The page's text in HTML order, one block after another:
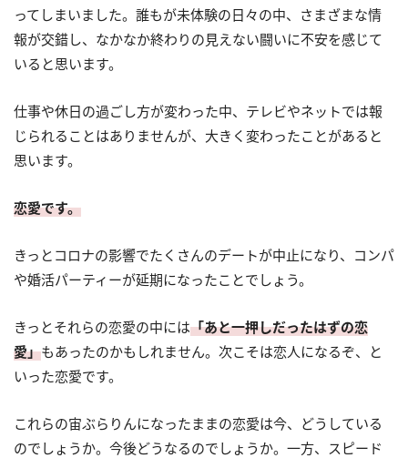
ってしまいました。誰もが未体験の日々の中、さまざまな情
報が交錯し、なかなか終わりの見えない闘いに不安を感じて
いると思います。
仕事や休日の過ごし方が変わった中、テレビやネットでは報
じられることはありませんが、大きく変わったことがあると
思います。
恋愛です。
きっとコロナの影響でたくさんのデートが中止になり、コンパ
や婚活パーティーが延期になったことでしょう。
きっとそれらの恋愛の中には「あと一押しだったはずの恋
愛」もあったのかもしれません。次こそは恋人になるぞ、と
いった恋愛です。
これらの宙ぶらりんになったままの恋愛は今、どうしている
のでしょうか。今後どうなるのでしょうか。一方、スピード